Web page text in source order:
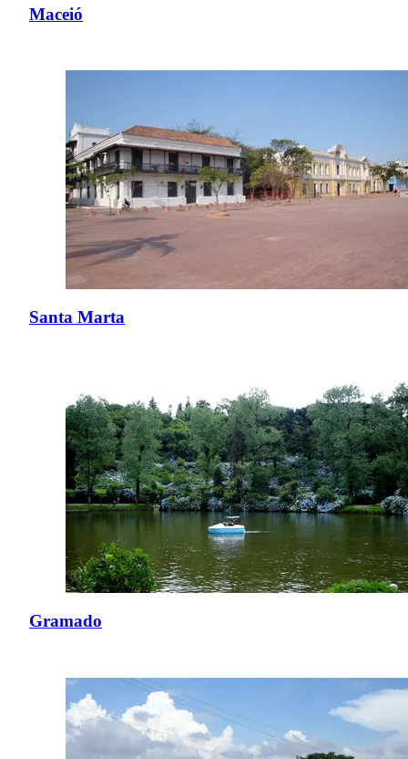
Maceió
Santa Marta
Gramado